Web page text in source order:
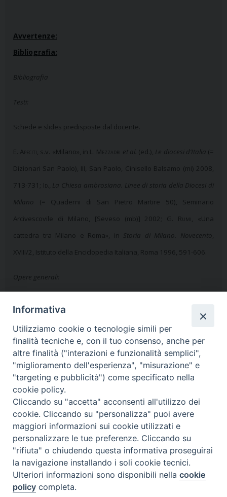
Avvertenze:
Bibliografia:
Bibliografia
Testi:
Schede e slides predisposte dal docente.
E. Apeciti , s.v. «Milano», in L. Mezzadri et al. (ed.), Le diocesi d’Italia (=
Dizionari San Paolo), III, San Paolo, Cinisello Balsamo (mi) 2008,
713-731; Id
La Chiesa ambrosiana. Linee di storia della Diocesi di
Milano (= Quaderni di San Pietro Martire 50), Seminario
Arcivescovile di Milano, [Seveso (mb)] 2002; G. Rumi
, «Una
cattedra tra Milano e Roma», in Storia di Milano. Novecento
XVIII/2, Istituto della Enciclopedia Italiana, Roma 1996, 591-606.
Opere generali:
Lombardia 9-10), La Scuola-Fondazione Ambrosiana Paolo vi,
Brescia-Gazzada 1990. A. Majo (ed.),Dizionario della Chiesa
ambrosiana, 6 voll., NED, Milano 1987-1993;Id.,Storia della
Chiesa ambrosiana. Dalle origini ai nostri giorni, NED, Milano
1995 . «Civitas et Ecclesia», in Storia di Milano. Novecento
Istituto della Enciclopedia Italiana, Roma 1996, 589-713 (parte iii).
A.M.Valli ,Milano nell’anima. Viaggio nella Chiesa ambrosiana
Robinson. Letture), Laterza, Roma-Bari 2013.
Ulteriori indicazioni bibliografiche saranno offerte durante il corso.
Informativa
Utilizziamo cookie o tecnologie simili per
finalità tecniche e, con il tuo consenso, anche per
altre finalità ("interazioni e funzionalità semplici",
"miglioramento dell'esperienza", "misurazione" e
"targeting e pubblicità") come specificato nella
cookie policy.
Cliccando su "accetta" acconsenti all'utilizzo dei
cookie. Cliccando su "personalizza" puoi avere
maggiori informazioni sui cookie utilizzati e
personalizzare le tue preferenze. Cliccando su
"rifiuta" o chiudendo questa informativa proseguirai
la navigazione installando i soli cookie tecnici.
Ulteriori informazioni sono disponibili nellacookie
policy completa.